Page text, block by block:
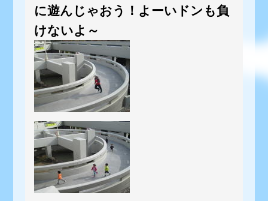
に遊んじゃおう！よーいドンも負
けないよ～